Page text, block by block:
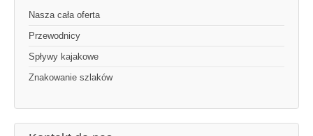
Nasza cała oferta
Przewodnicy
Spływy kajakowe
Znakowanie szlaków